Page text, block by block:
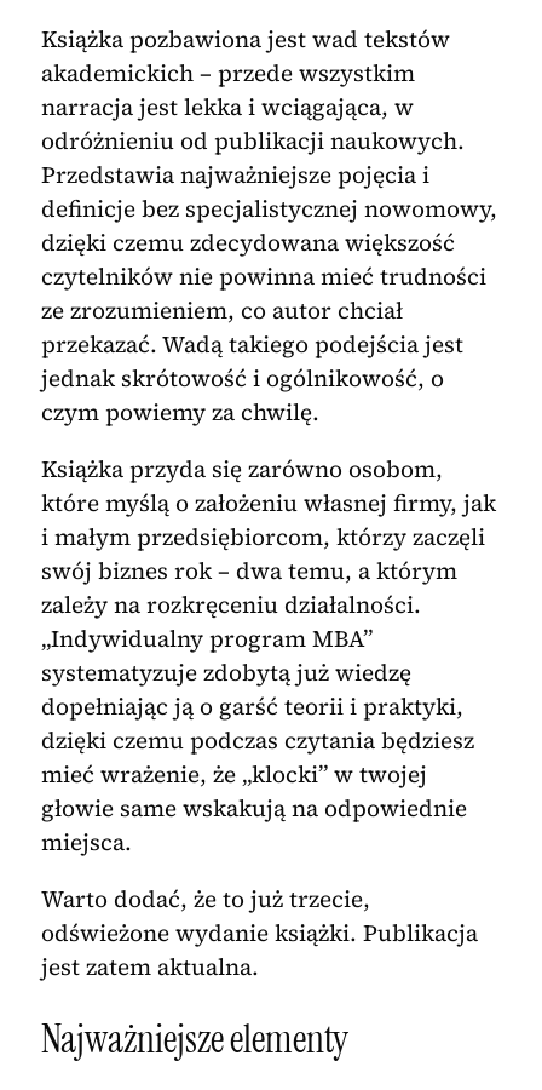
Książka pozbawiona jest wad tekstów
akademickich – przede wszystkim
narracja jest lekka i wciągająca, w
odróżnieniu od publikacji naukowych.
Przedstawia najważniejsze pojęcia i
definicje bez specjalistycznej nowomowy,
dzięki czemu zdecydowana większość
czytelników nie powinna mieć trudności
ze zrozumieniem, co autor chciał
przekazać. Wadą takiego podejścia jest
jednak skrótowość i ogólnikowość, o
czym powiemy za chwilę.
Książka przyda się zarówno osobom,
które myślą o założeniu własnej firmy, jak
i małym przedsiębiorcom, którzy zaczęli
swój biznes rok – dwa temu, a którym
zależy na rozkręceniu działalności.
„Indywidualny program MBA”
systematyzuje zdobytą już wiedzę
dopełniając ją o garść teorii i praktyki,
dzięki czemu podczas czytania będziesz
mieć wrażenie, że „klocki” w twojej
głowie same wskakują na odpowiednie
miejsca.
Warto dodać, że to już trzecie,
odświeżone wydanie książki. Publikacja
jest zatem aktualna.
Najważniejsze elementy